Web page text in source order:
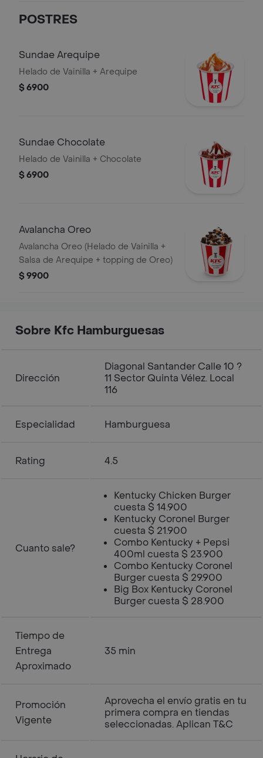
POSTRES
Sundae Arequipe
Helado de Vainilla + Arequipe
$ 6900
Sundae Chocolate
Helado de Vainilla + Chocolate
$ 6900
Avalancha Oreo
Avalancha Oreo (Helado de Vainilla +
Salsa de Arequipe + topping de Oreo)
$ 9900
Sobre Kfc Hamburguesas
Dirección
Diagonal Santander Calle 10 ?
11 Sector Quinta Vélez. Local
116
Especialidad Hamburguesa
Rating 4.5
Cuanto sale?
Kentucky Chicken Burger
cuesta $ 14.900
Kentucky Coronel Burger
cuesta $ 21.900
Combo Kentucky + Pepsi
400ml cuesta $ 23.900
Combo Kentucky Coronel
Burger cuesta $ 29.900
Big Box Kentucky Coronel
Burger cuesta $ 28.900
Tiempo de
Entrega
Aproximado
35 min
Promoción
Vigente
Aprovecha el envío gratis en tu
primera compra en tiendas
seleccionadas. Aplican T&C